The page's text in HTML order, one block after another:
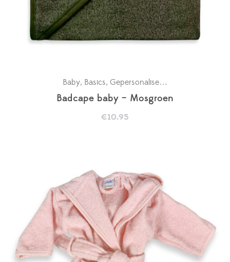
Baby, Basics, Gepersonaliseerde badcapes
Badcape baby – Mosgroen
€10.95